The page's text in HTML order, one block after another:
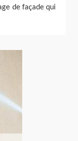
de façade qui